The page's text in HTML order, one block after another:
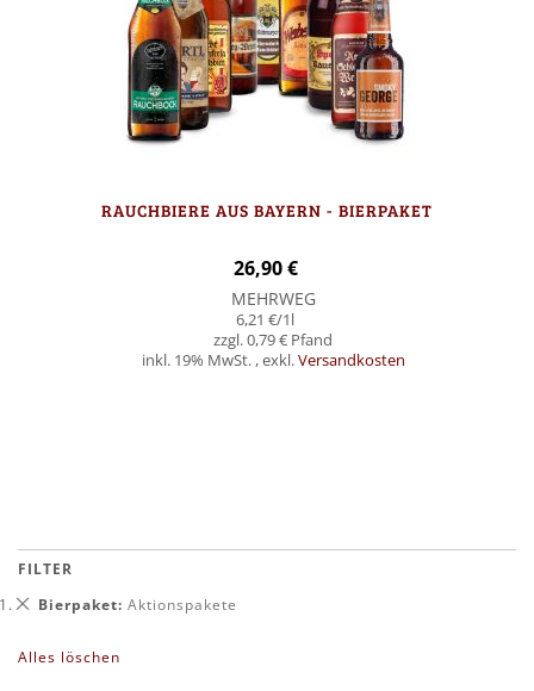
RAUCHBIERE AUS BAYERN - BIERPAKET
26,90 €
MEHRWEG
6,21 €/1l
0,79 €
inkl. 19% MwSt. ,exkl.Versandkosten
FILTER
Bierpaket Aktionspakete
Dies
Alles löschen